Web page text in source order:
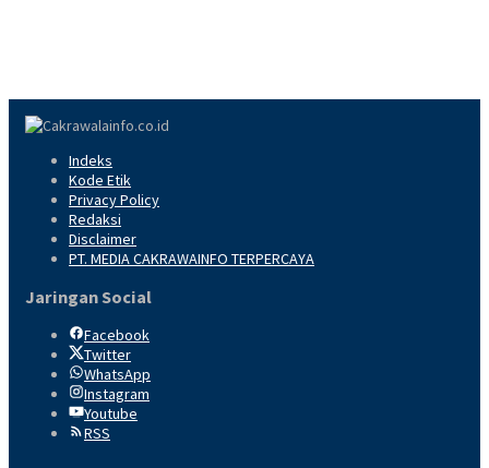
Indeks
Kode Etik
Privacy Policy
Redaksi
Disclaimer
PT. MEDIA CAKRAWAINFO TERPERCAYA
Jaringan Social
Facebook
Twitter
WhatsApp
Instagram
Youtube
RSS